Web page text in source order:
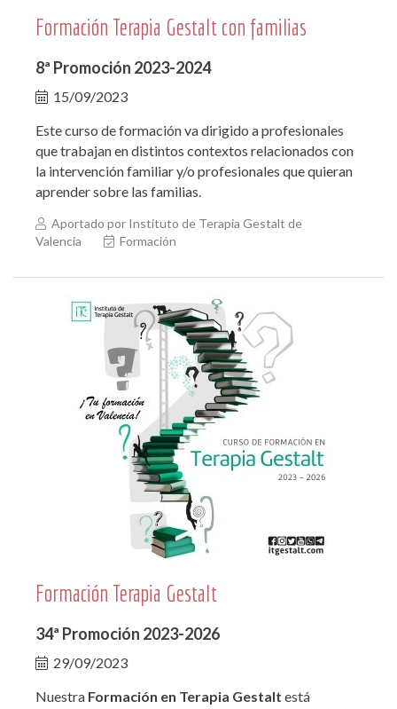
Formación Terapia Gestalt con familias
8ª Promoción 2023-2024
15/09/2023
Este curso de formación va dirigido a profesionales
que trabajan en distintos contextos relacionados con
la intervención familiar y/o profesionales que quieran
aprender sobre las familias.
Aportado por Instituto de Terapia Gestalt de
Valencia
Formación
Formación Terapia Gestalt
34ª Promoción 2023-2026
29/09/2023
Nuestra Formación en Terapia Gestalt está